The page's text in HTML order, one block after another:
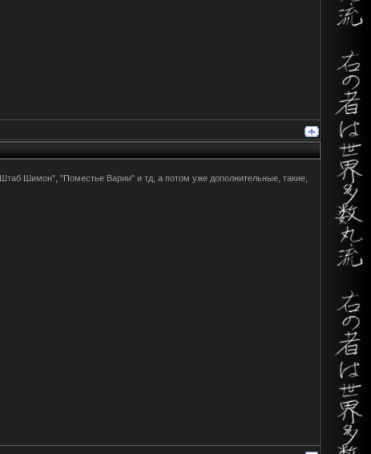
Шимон", "Поместье Варии" и тд, а потом уже дополнительные, такие,